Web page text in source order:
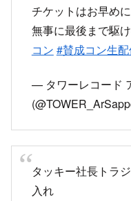
チケットはお早め
無事に最後まで駆
コン #賛成コン生
— タワーレコード
タッキー社長トラ
入れ